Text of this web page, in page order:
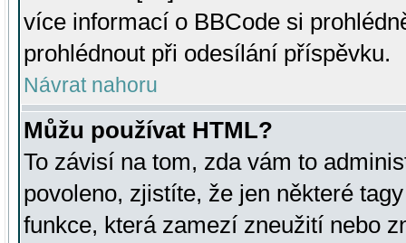
více informací o BBCode si
prohlédnout při odesílání příspěvku.
Návrat nahoru
Můžu používat HTML?
To závisí na tom, zda vám to
povoleno, zjistíte, že jen některé
funkce, která zamezí zneužití nebo